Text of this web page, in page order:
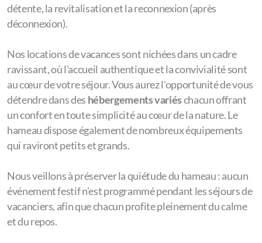
détente, la revitalisation et la reconnexion (après
déconnexion).
Nos locations de vacances sont nichées dans un cadre
ravissant, où l'accueil authentique et la convivialité sont
au cœur de votre séjour. Vous aurez l'opportunité de vous
détendre dans des hébergements variéschacun offrant
un confort en toute simplicité au cœur de la nature. Le
hameau dispose également denombreux équipements
qui raviront petits et grands.
Nous veillons à préserver la quiétude du hameau : aucun
événement festif n’est programmé pendant les séjours de
vacanciers, afin que chacun profite pleinement du calme
et du repos.